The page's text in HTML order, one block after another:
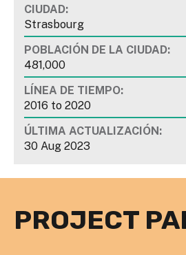
CIUDAD:
Strasbourg
POBLACIÓN DE LA CIUDAD:
481,000
LÍNEA DE TIEMPO:
2016 to 2020
ÚLTIMA ACTUALIZACIÓN:
30 Aug 2023
PROJECT